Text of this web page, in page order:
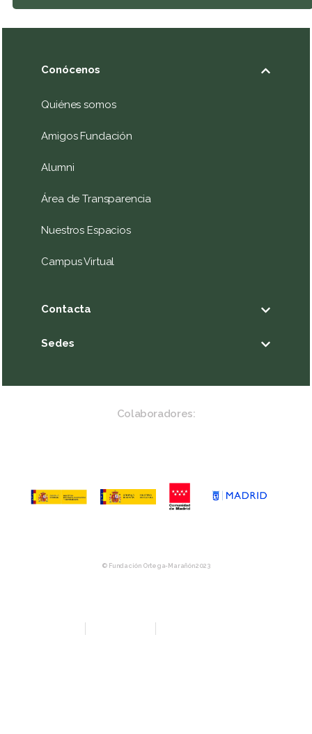
Conócenos
Quiénes somos
Amigos Fundación
Alumni
Área de Transparencia
Nuestros Espacios
Campus Virtual
Contacta
Sedes
Colaboradores:
© Fundación Ortega-Marañón 2023